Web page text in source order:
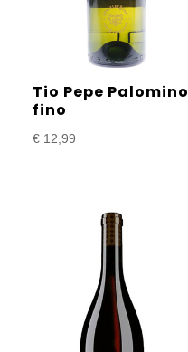
Tio Pepe Palomino
fino
€ 12,99